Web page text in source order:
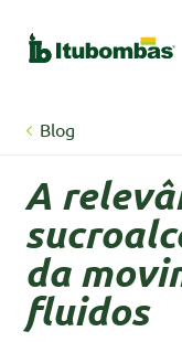
Blog
A
da
fluidos